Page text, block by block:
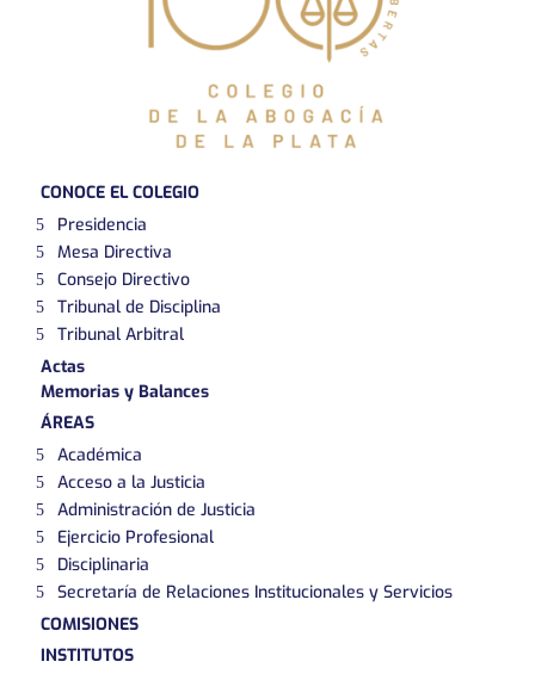
CONOCE EL COLEGIO
Presidencia
Mesa Directiva
Consejo Directivo
Tribunal de Disciplina
Tribunal Arbitral
Actas
Memorias y Balances
ÁREAS
Académica
Acceso a la Justicia
Administración de Justicia
Ejercicio Profesional
Disciplinaria
Secretaría de Relaciones Institucionales y Servicios
COMISIONES
INSTITUTOS